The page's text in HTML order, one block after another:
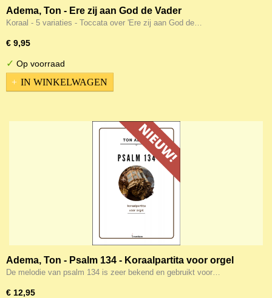
Adema, Ton - Ere zij aan God de Vader
Koraal - 5 variaties - Toccata over 'Ere zij aan God de…
€ 9,95
✓ Op voorraad
IN WINKELWAGEN
Adema, Ton - Psalm 134 - Koraalpartita voor orgel
De melodie van psalm 134 is zeer bekend en gebruikt voor…
€ 12,95